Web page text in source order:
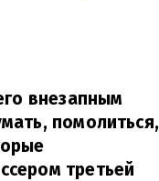
внезапным
помолиться,
третьей